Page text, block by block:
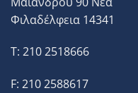
Φιλαδέλφεια 14341
T: 210 2518666
F: 210 2588617